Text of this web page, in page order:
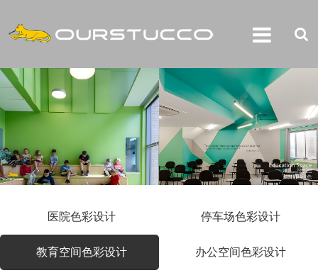
医院色彩设计 停车场色彩设计
教育空间色彩设计 办公空间色彩设计